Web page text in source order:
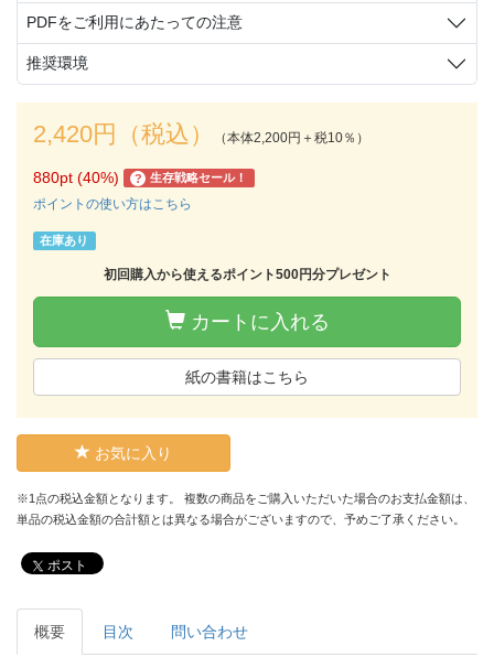
PDFをご利用にあたっての注意
推奨環境
2,420円（税込） （本体2,200円＋税10％）
880pt (40%) ? 生存戦略セール！
ポイントの使い方はこちら
在庫あり
初回購入から使えるポイント500円分プレゼント
カートに入れる
紙の書籍はこちら
お気に入り
※1点の税込金額となります。 複数の商品をご購入いただいた場合のお支払金額は、
単品の税込金額の合計額とは異なる場合がございますので、予めご了承ください。
ポスト
概要 目次 問い合わせ